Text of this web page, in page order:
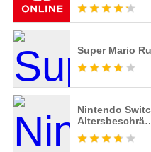
Super Mario
Nintendo